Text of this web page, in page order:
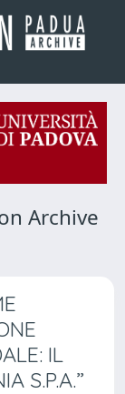
Archive
IL
S.P.A.”